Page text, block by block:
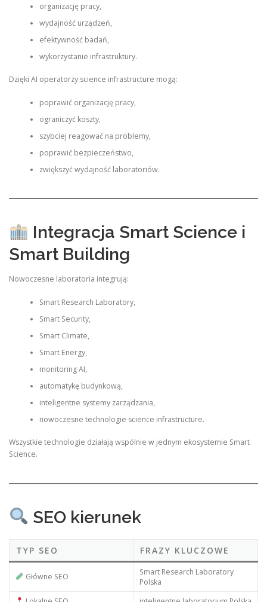
organizację pracy,
wydajność urządzeń,
efektywność badań,
wykorzystanie infrastruktury.
Dzięki AI operatorzy science infrastructure mogą:
poprawić organizację pracy,
ograniczyć koszty,
szybciej reagować na problemy,
poprawić bezpieczeństwo,
zwiększyć wydajność laboratoriów.
Integracja Smart Science i
Smart Building
Nowoczesne laboratoria integrują:
Smart Research Laboratory,
Smart Security,
Smart Climate,
Smart Energy,
monitoring AI,
automatykę budynkową,
inteligentne systemy zarządzania,
nowoczesne technologie science infrastructure.
Wszystkie technologie działają wspólnie w jednym ekosystemie Smart
Science.
SEO kierunek
TYP SEO FRAZY KLUCZOWE
Główne SEO
Smart Research Laboratory
Polska